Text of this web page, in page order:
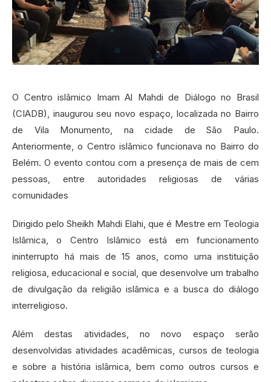
O Centro islâmico Imam Al Mahdi de Diálogo no Brasil
(CIADB), inaugurou seu novo espaço, localizada no Bairro
de Vila Monumento, na cidade de São Paulo.
Anteriormente, o Centro islâmico funcionava no Bairro do
Belém. O evento contou com a presença de mais de cem
pessoas, entre autoridades religiosas de várias
comunidades
Dirigido pelo Sheikh Mahdi Elahi, que é Mestre em Teologia
Islâmica, o Centro Islâmico está em funcionamento
ininterrupto há mais de 15 anos, como uma instituição
religiosa, educacional e social, que desenvolve um trabalho
de divulgação da religião islâmica e a busca do diálogo
interreligioso.
Além destas atividades, no novo espaço serão
desenvolvidas atividades acadêmicas, cursos de teologia
e sobre a história islâmica, bem como outros cursos e